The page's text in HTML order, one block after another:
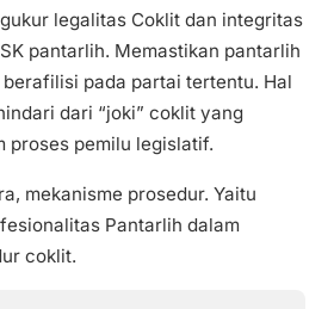
legalitas Coklit dan integritas
pantarlih. Memastikan pantarlih
pada partai tertentu. Hal
dari “joki” coklit yang
proses pemilu legislatif.
mekanisme prosedur. Yaitu
Pantarlih dalam
coklit.